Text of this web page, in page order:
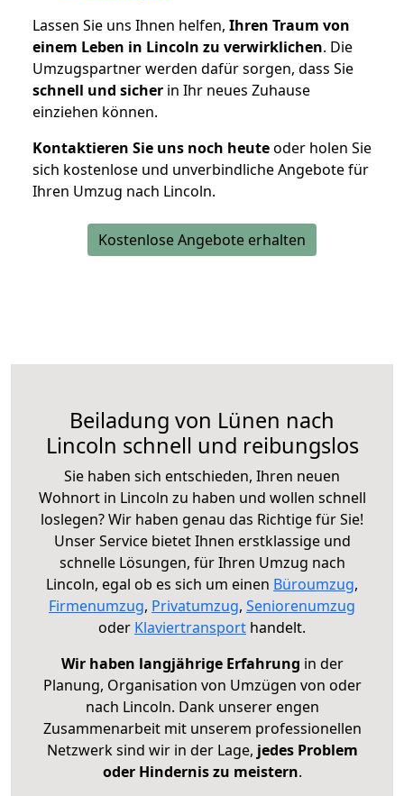
Lassen Sie uns Ihnen helfen, Ihren Traum von
einem Leben in Lincoln zu verwirklichen. Die
Umzugspartner werden dafür sorgen, dass Sie
schnell und sicher in Ihr neues Zuhause
einziehen können.
Kontaktieren Sie uns noch heuteoder holen Sie
sich kostenlose und unverbindliche Angebote für
Ihren Umzug nach Lincoln.
Kostenlose Angebote erhalten
Beiladung von Lünen nach
Lincoln schnell und reibungslos
Sie haben sich entschieden, Ihren neuen
Wohnort in Lincoln zu haben und wollen schnell
loslegen? Wir haben genau das Richtige für Sie!
Unser Service bietet Ihnen erstklassige und
schnelle Lösungen, für Ihren Umzug nach
Lincoln, egal ob es sich um einen Büroumzug,
Firmenumzug, Privatumzug, Seniorenumzug
oder Klaviertransport handelt.
Wir haben langjährige Erfahrung in der
Planung, Organisation von Umzügen von oder
nach Lincoln. Dank unserer engen
Zusammenarbeit mit unserem professionellen
Netzwerk sind wir in der Lage, jedes Problem
oder Hindernis zu meistern.